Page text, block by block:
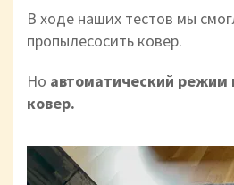
В ходе наших тестов мы
пропылесосить ковер.
Но автоматический режим
ковер.